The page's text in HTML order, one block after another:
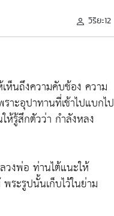
วิริยะ12
ห็นถึงความคับช้อง ความ
ราะอุปาทานที่เช้าไปแบกไป
ห้รู้สึกตัวว่า กำลังหลง
วงพ่อ ท่านไต้แนะให้
ระรูปนั้นเก็บไว้ในย่าม